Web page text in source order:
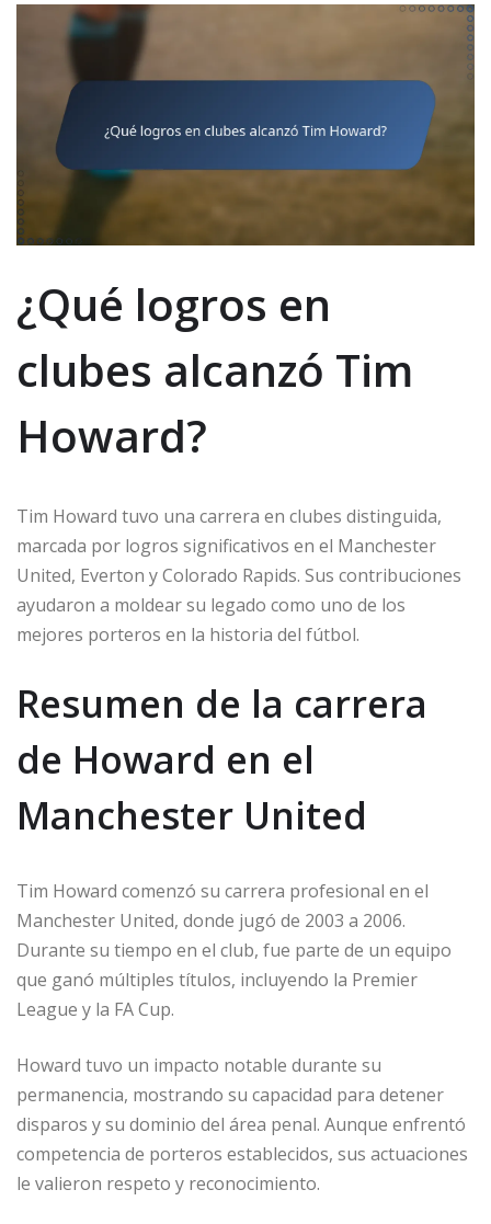
¿Qué logros en
clubes alcanzó Tim
Howard?
Tim Howard tuvo una carrera en clubes distinguida,
marcada por logros significativos en el Manchester
United, Everton y Colorado Rapids. Sus contribuciones
ayudaron a moldear su legado como uno de los
mejores porteros en la historia del fútbol.
Resumen de la carrera
de Howard en el
Manchester United
Tim Howard comenzó su carrera profesional en el
Manchester United, donde jugó de 2003 a 2006.
Durante su tiempo en el club, fue parte de un equipo
que ganó múltiples títulos, incluyendo la Premier
League y la FA Cup.
Howard tuvo un impacto notable durante su
permanencia, mostrando su capacidad para detener
disparos y su dominio del área penal. Aunque enfrentó
competencia de porteros establecidos, sus actuaciones
le valieron respeto y reconocimiento.